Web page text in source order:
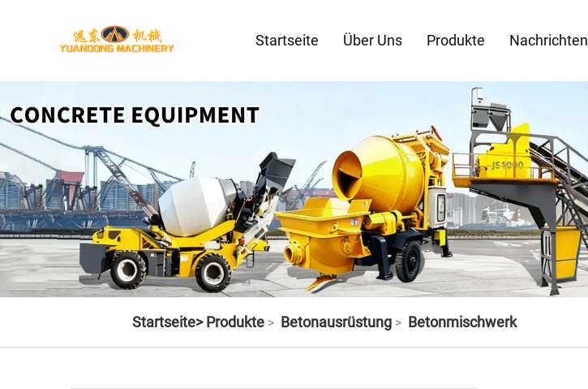
Startseite Über Uns Produkte Nachrichten
Startseite> Produkte> Betonausrüstung> Betonmischwerk